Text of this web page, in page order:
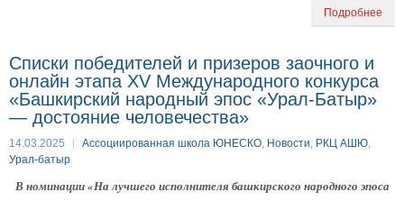
Подробнее
Списки победителей и призеров заочного и
онлайн этапа XV Международного конкурса
«Башкирский народный эпос «Урал-Батыр»
— достояние человечества»
14.03.2025 Ассоциированная школа ЮНЕСКО, Новости, РКЦ АШЮ,
Урал-батыр
В номинации«На лучшего исполнителя башкирского народного эпоса